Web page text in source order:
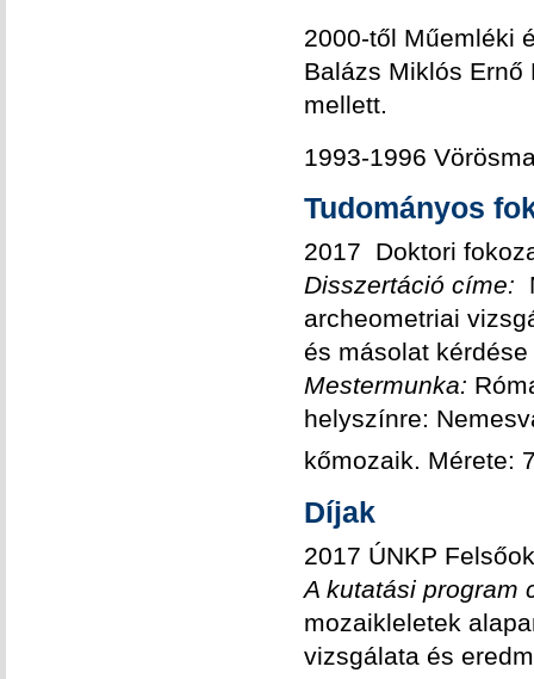
2000-től Műemléki
Balázs Miklós Ernő
mellett.
1993-1996
Tudományos
2017 Doktori
Disszertáció címe:
archeometriai
és másolat
Mestermunka:
helyszínre:
kőmozaik. Mérete:
Díjak
2017 ÚNKP
A kutatási program
mozaikleletek
vizsgálata és